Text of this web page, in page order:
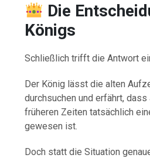
Die
Königs
Schließlich trifft die Antwort
Der König lässt die alten
durchsuchen und erfährt,
früheren Zeiten tatsächlich
gewesen ist.
Doch statt die Situation